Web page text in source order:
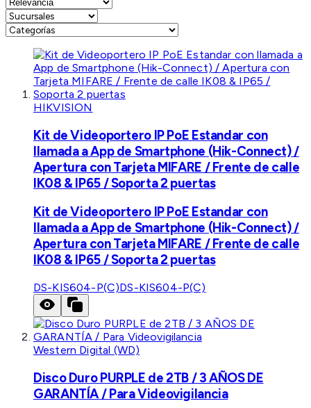
HIKVISION
Kit de Videoportero IP PoE Estandar con
llamada a App de Smartphone (Hik-Connect) /
Apertura con Tarjeta MIFARE / Frente de calle
IK08 & IP65 / Soporta 2 puertas
Kit de Videoportero IP PoE Estandar con
llamada a App de Smartphone (Hik-Connect) /
Apertura con Tarjeta MIFARE / Frente de calle
IK08 & IP65 / Soporta 2 puertas
DS-KIS604-P(C)DS-KIS604-P(C)
Western Digital (WD)
Disco Duro PURPLE de 2TB / 3 AÑOS DE
GARANTÍA / Para Videovigilancia